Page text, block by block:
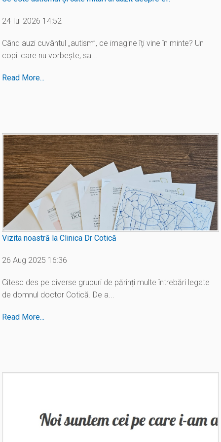
24 Iul 2026 14:52
Când auzi cuvântul „autism”, ce imagine îți vine în minte? Un
copil care nu vorbește, sa...
Read More...
Vizita noastră la Clinica Dr Cotică
26 Aug 2025 16:36
Citesc des pe diverse grupuri de părinți multe întrebări legate
de domnul doctor Cotică. De a...
Read More...